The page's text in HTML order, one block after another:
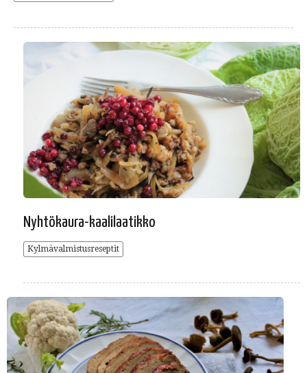
Nyhtökaura-kaalilaatikko
Kylmävalmistusreseptit